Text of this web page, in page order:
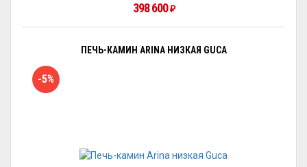
398 600₽
ПЕЧЬ-КАМИН ARINA НИЗКАЯ GUCA
-5%